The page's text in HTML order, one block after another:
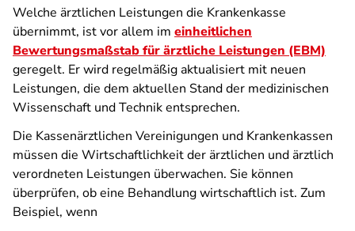
Welche ärztlichen Leistungen die Krankenkasse
übernimmt, ist vor allem im einheitlichen
Bewertungsmaßstab für ärztliche Leistungen (EBM)
geregelt. Er wird regelmäßig aktualisiert mit neuen
Leistungen, die dem aktuellen Stand der medizinischen
Wissenschaft und Technik entsprechen.
Die Kassenärztlichen Vereinigungen und Krankenkassen
müssen die Wirtschaftlichkeit der ärztlichen und ärztlich
verordneten Leistungen überwachen. Sie können
überprüfen, ob eine Behandlung wirtschaftlich ist. Zum
Beispiel, wenn